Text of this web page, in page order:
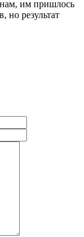
им пришлось
но результат